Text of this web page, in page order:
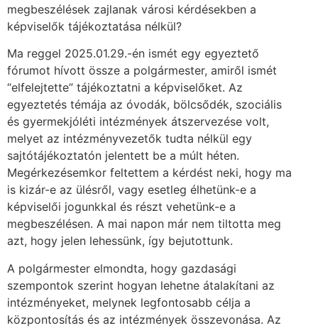
megbeszélések zajlanak városi kérdésekben a
képviselők tájékoztatása nélkül?
Ma reggel 2025.01.29.-én ismét egy egyeztető
fórumot hívott össze a polgármester, amiről ismét
“elfelejtette” tájékoztatni a képviselőket. Az
egyeztetés témája az óvodák, bölcsődék, szociális
és gyermekjóléti intézmények átszervezése volt,
melyet az intézményvezetők tudta nélkül egy
sajtótájékoztatón jelentett be a múlt héten.
Megérkezésemkor feltettem a kérdést neki, hogy ma
is kizár-e az ülésről, vagy esetleg élhetünk-e a
képviselői jogunkkal és részt vehetünk-e a
megbeszélésen. A mai napon már nem tiltotta meg
azt, hogy jelen lehessünk, így bejutottunk.
A polgármester elmondta, hogy gazdasági
szempontok szerint hogyan lehetne átalakítani az
intézményeket, melynek legfontosabb célja a
központosítás és az intézmények összevonása. Az